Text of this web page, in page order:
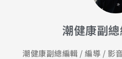
潮健康副
潮健康副總編輯 / 編導 / 影